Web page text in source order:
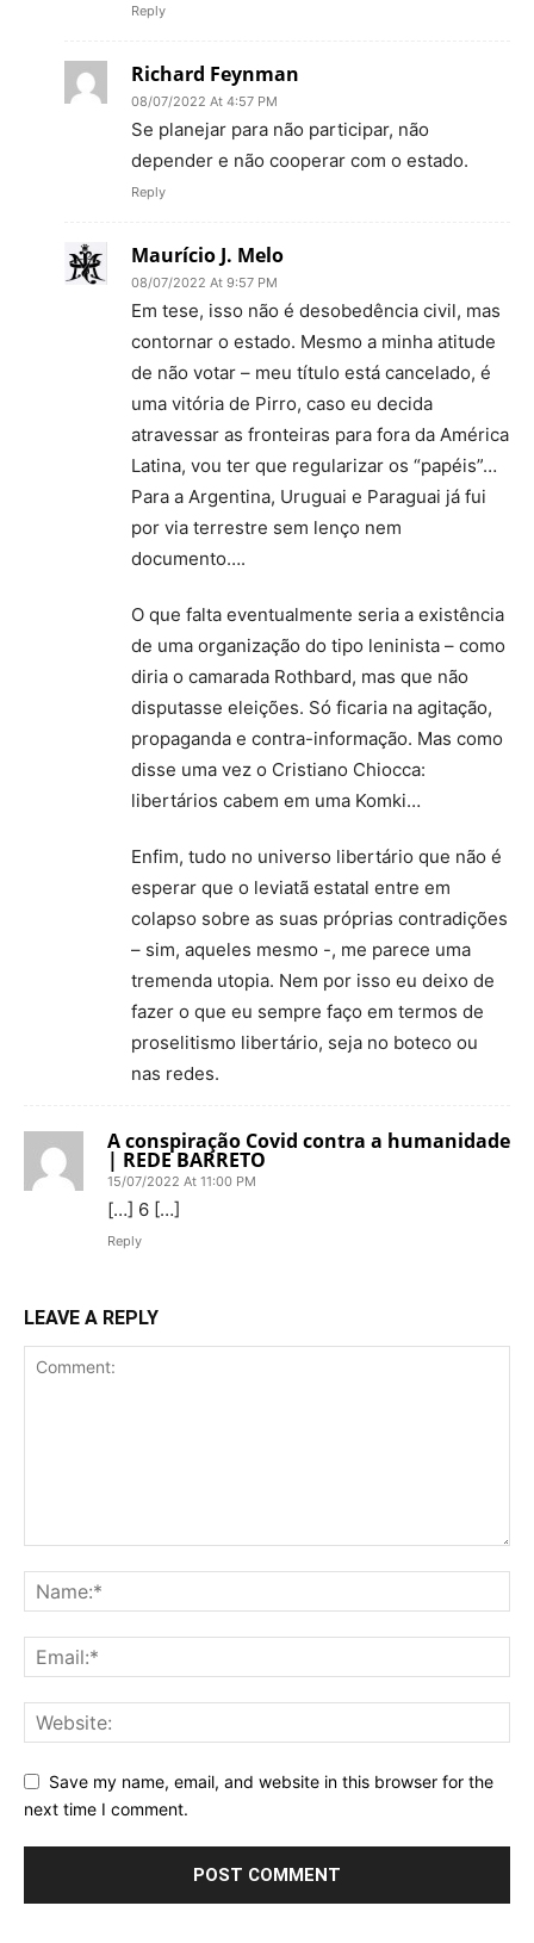
Reply
Richard Feynman
08/07/2022 At 4:57 PM
Se planejar para não participar, não
depender e não cooperar com o estado.
Reply
Maurício J. Melo
08/07/2022 At 9:57 PM
Em tese, isso não é desobedência civil, mas
contornar o estado. Mesmo a minha atitude
de não votar – meu título está cancelado, é
uma vitória de Pirro, caso eu decida
atravessar as fronteiras para fora da América
Latina, vou ter que regularizar os “papéis”…
Para a Argentina, Uruguai e Paraguai já fui
por via terrestre sem lenço nem
documento….
O que falta eventualmente seria a existência
de uma organização do tipo leninista – como
diria o camarada Rothbard, mas que não
disputasse eleições. Só ficaria na agitação,
propaganda e contra-informação. Mas como
disse uma vez o Cristiano Chiocca:
libertários cabem em uma Komki…
Enfim, tudo no universo libertário que não é
esperar que o leviatã estatal entre em
colapso sobre as suas próprias contradições
– sim, aqueles mesmo -, me parece uma
tremenda utopia. Nem por isso eu deixo de
fazer o que eu sempre faço em termos de
proselitismo libertário, seja no boteco ou
nas redes.
A conspiração Covid contra a humanidade
| REDE BARRETO
15/07/2022 At 11:00 PM
[…] 6 […]
Reply
LEAVE A REPLY
Save my name, email, and website in this browser for the
next time I comment.